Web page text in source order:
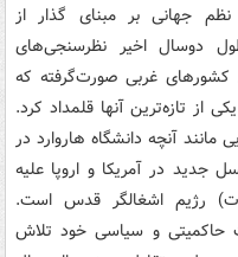
جهانی بر مبنای گذار از
دوسال اخیر نظرسنجی‌های
کشورهای غربی صورت‌گرفته که
از تازه‌ترین آنها قلمداد کرد.
آنچه دانشگاه هاروارد در
نسل جدید در آمریکا و اروپا علیه
رژیم اشغالگر قدس است.
حاکمیتی و سیاسی خود تلاش